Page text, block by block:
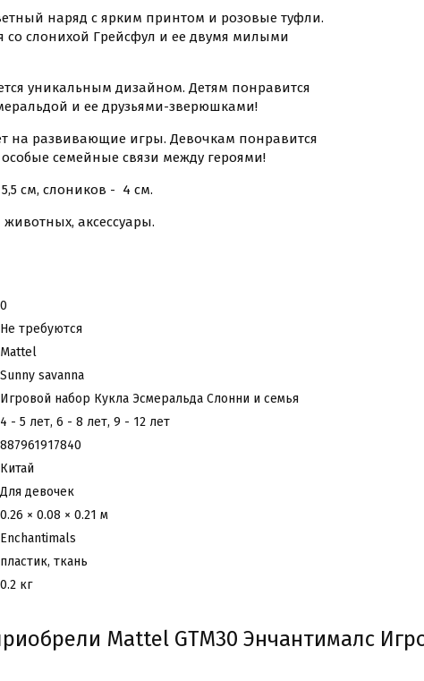
наряд с ярким принтом и розовые туфли.
слонихой Грейсфул и ее двумя милыми
уникальным дизайном. Детям понравится
и ее друзьями-зверюшками!
на развивающие игры. Девочкам понравится
семейные связи между героями!
см, слоников - 4 см.
аксессуары.
0
Не требуются
Mattel
Sunny savanna
Игровой набор Кукла Эсмеральда Слонни и семья
4 - 5 лет, 6 - 8 лет, 9 - 12 лет
887961917840
Китай
Для девочек
0.26 × 0.08 × 0.21 м
Enchantimals
пластик, ткань
0.2 кг
Mattel GTM30 Энчантималс